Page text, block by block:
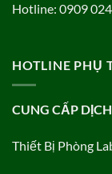
Hotline: 0909
HOTLINE PHỤ
CUNG CẤP
Thiết Bị Phòng